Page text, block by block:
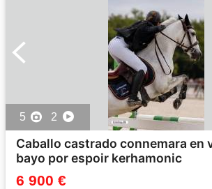
5 2
Caballo castrado connemara en
bayo por espoir kerhamonic
6 900 €